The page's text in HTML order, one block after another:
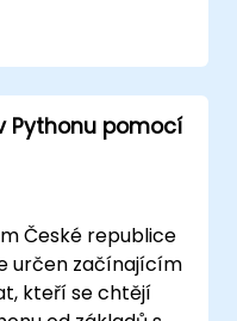
v prostředí
vývoj projektů.
Pythonu pomocí
České republice
určen začínajícím
kteří se chtějí